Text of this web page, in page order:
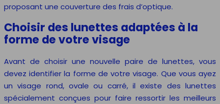
proposant une couverture des frais d’optique.
Choisir des lunettes adaptées à la
forme de votre visage
Avant de choisir une nouvelle paire de lunettes, vous
devez identifier la forme de votre visage. Que vous ayez
un visage rond, ovale ou carré, il existe des lunettes
spécialement conçues pour faire ressortir les meilleurs